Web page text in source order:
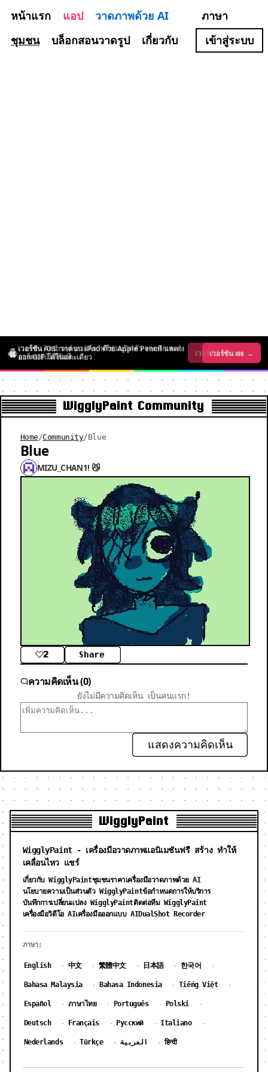
หน้าแรก แอป
วาดภาพด้วย AI
ชุมชน
บล็อกสอนวาดรูป เกี่ยวกับ
ภาษา
เข้าสู่ระบบ
เวอร์ชัน Android มาแล้ว: ฟรีช่วงเปิดตัว วาดพิกเซล
อาร์ตขยับได้ทันที
เวอร์ชัน Android →
เวอร์ชัน iOS: วาดบน iPad ด้วย Apple Pencil และส่ง
ออก GIF ได้ในแตะเดียว
เวอร์ชัน iOS →
WigglyPaint Community
Home /Community/Blue
Blue
MIZU_CHAN1! 😼
2 Share
ความคิดเห็น (0)
ยังไม่มีความคิดเห็น เป็นคนแรก!
แสดงความคิดเห็น
WigglyPaint
WigglyPaint - เครื่องมือวาดภาพแอนิเมชันฟรี สร้าง ทำให้
เคลื่อนไหว แชร์
เกี่ยวกับ WigglyPaintชุมชนราคาเครื่องมือวาดภาพด้วย AI
นโยบายความเป็นส่วนตัว WigglyPaintข้อกำหนดการให้บริการ
บันทึกการเปลี่ยนแปลง WigglyPaintติดต่อทีม WigglyPaint
เครื่องมือวิดีโอ AIเครื่องมือออกแบบ AIDualShot Recorder
ภาษา:
English · 中文 · 繁體中文 · 日本語 · 한국어 ·
Bahasa Malaysia · Bahasa Indonesia · Tiếng Việt ·
Español · ภาษาไทย · Português · Polski ·
Deutsch · Français · Русский · Italiano ·
Nederlands · Türkçe · العربية · हिन्दी